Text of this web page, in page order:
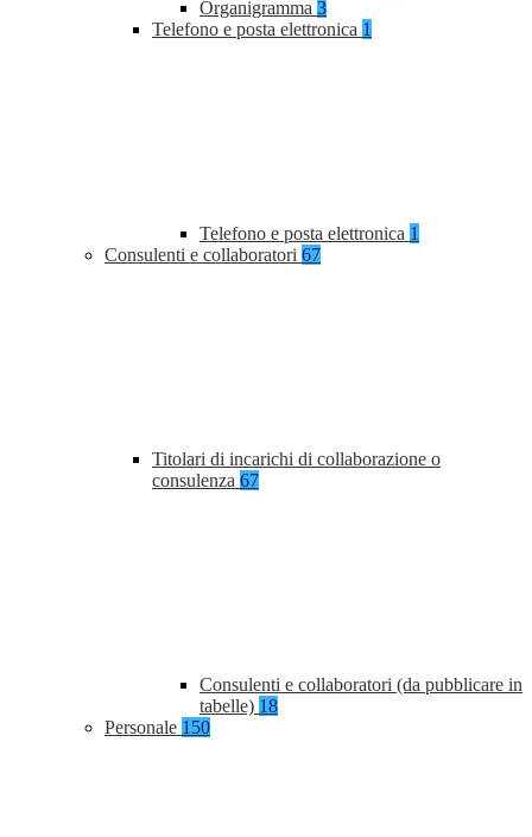
Organigramma 3
Telefono e posta elettronica 1
Telefono e posta elettronica 1
Consulenti e collaboratori 67
Titolari di incarichi di collaborazione o
consulenza 67
Consulenti e collaboratori (da pubblicare in
tabelle) 18
Personale 150